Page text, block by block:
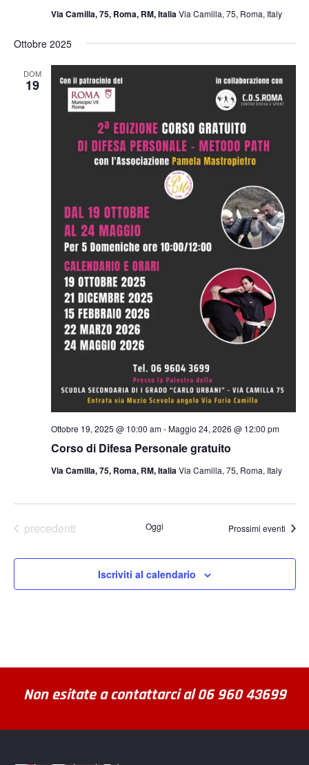
Via Camilla, 75, Roma, RM, ItaliaVia Camilla, 75, Roma, Italy
Ottobre 2025
DOM
19
Corso di Difesa Personale gratuito
Ottobre 19, 2025 @ 10:00 am-Maggio 24, 2026 @ 12:00 pm
Via Camilla, 75, Roma, RM, ItaliaVia Camilla, 75, Roma, Italy
Eventi
precedenti Oggi Prossimi eventi
Iscriviti al calendario
Non esitate a contattarci al 06 960 43699